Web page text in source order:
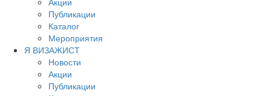
Публикации
Каталог
Мероприятия
Я ВИЗАЖИСТ
Новости
Акции
Публикации